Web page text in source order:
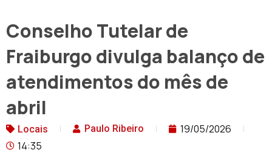
Conselho Tutelar de
Fraiburgo divulga balanço de
atendimentos do mês de
abril
Locais Paulo Ribeiro
19/05/2026
14:35